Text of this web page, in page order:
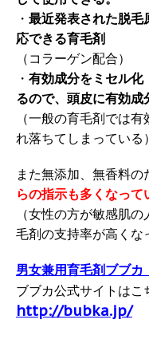
・ 最近発表された脱毛
応できる育毛剤
（コラーゲン配合）
・ 有効成分をミセル化
るので、頭皮に有効成
（一般の育毛剤では
れ落ちてしまっている）
また無添加、無香料の
らの指示も多くなって
（女性の方が敏感肌
毛剤の支持率が高くな
男女兼用育毛剤ブブカ
ブブカ公式サイトはこ
http://bubka.jp/